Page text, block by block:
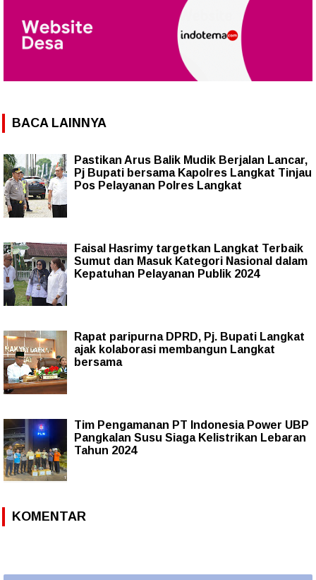
BACA LAINNYA
Pastikan Arus Balik Mudik Berjalan Lancar,
Pj Bupati bersama Kapolres Langkat Tinjau
Pos Pelayanan Polres Langkat
Faisal Hasrimy targetkan Langkat Terbaik
Sumut dan Masuk Kategori Nasional dalam
Kepatuhan Pelayanan Publik 2024
Rapat paripurna DPRD, Pj. Bupati Langkat
ajak kolaborasi membangun Langkat
bersama
Tim Pengamanan PT Indonesia Power UBP
Pangkalan Susu Siaga Kelistrikan Lebaran
Tahun 2024
KOMENTAR